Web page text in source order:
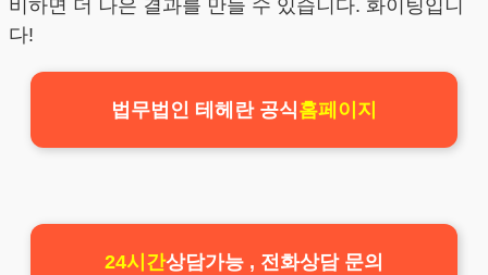
비하면 더 나은 결과를 만들 수 있습니다. 화이팅입니
다!
법무법인 테헤란 공식홈페이지
24시간상담가능 , 전화상담 문의